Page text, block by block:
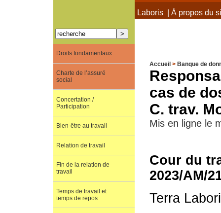
À propos de Terra Laboris| À propos du
Accueil > Banque de
cas de
C. trav.
Mis en ligne le
Cour du
2023/AM/
Terra
Droits fondamentaux
Charte de l’assuré
social
Concertation /
Participation
Bien-être au travail
Relation de travail
Fin de la relation de
travail
Temps de travail et
temps de repos